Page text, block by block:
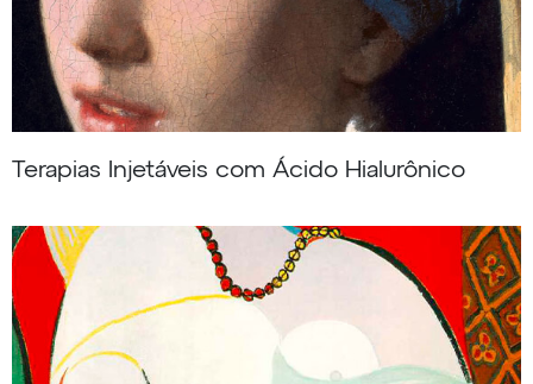
Terapias Injetáveis com Ácido Hialurônico